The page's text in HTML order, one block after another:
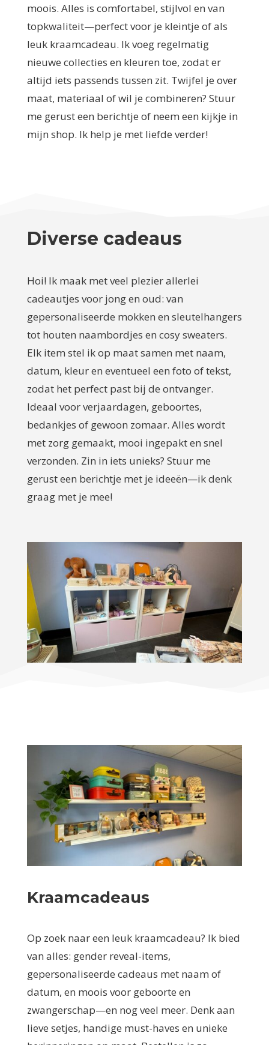
moois. Alles is comfortabel, stijlvol en van
topkwaliteit—perfect voor je kleintje of als
leuk kraamcadeau. Ik voeg regelmatig
nieuwe collecties en kleuren toe, zodat er
altijd iets passends tussen zit. Twijfel je over
maat, materiaal of wil je combineren? Stuur
me gerust een berichtje of neem een kijkje in
mijn shop. Ik help je met liefde verder!
Diverse cadeaus
Hoi! Ik maak met veel plezier allerlei
cadeautjes voor jong en oud: van
gepersonaliseerde mokken en sleutelhangers
tot houten naambordjes en cosy sweaters.
Elk item stel ik op maat samen met naam,
datum, kleur en eventueel een foto of tekst,
zodat het perfect past bij de ontvanger.
Ideaal voor verjaardagen, geboortes,
bedankjes of gewoon zomaar. Alles wordt
met zorg gemaakt, mooi ingepakt en snel
verzonden. Zin in iets unieks? Stuur me
gerust een berichtje met je ideeën—ik denk
graag met je mee!
Kraamcadeaus
Op zoek naar een leuk kraamcadeau? Ik bied
van alles: gender reveal-items,
gepersonaliseerde cadeaus met naam of
datum, en moois voor geboorte en
zwangerschap—en nog veel meer. Denk aan
lieve setjes, handige must-haves en unieke